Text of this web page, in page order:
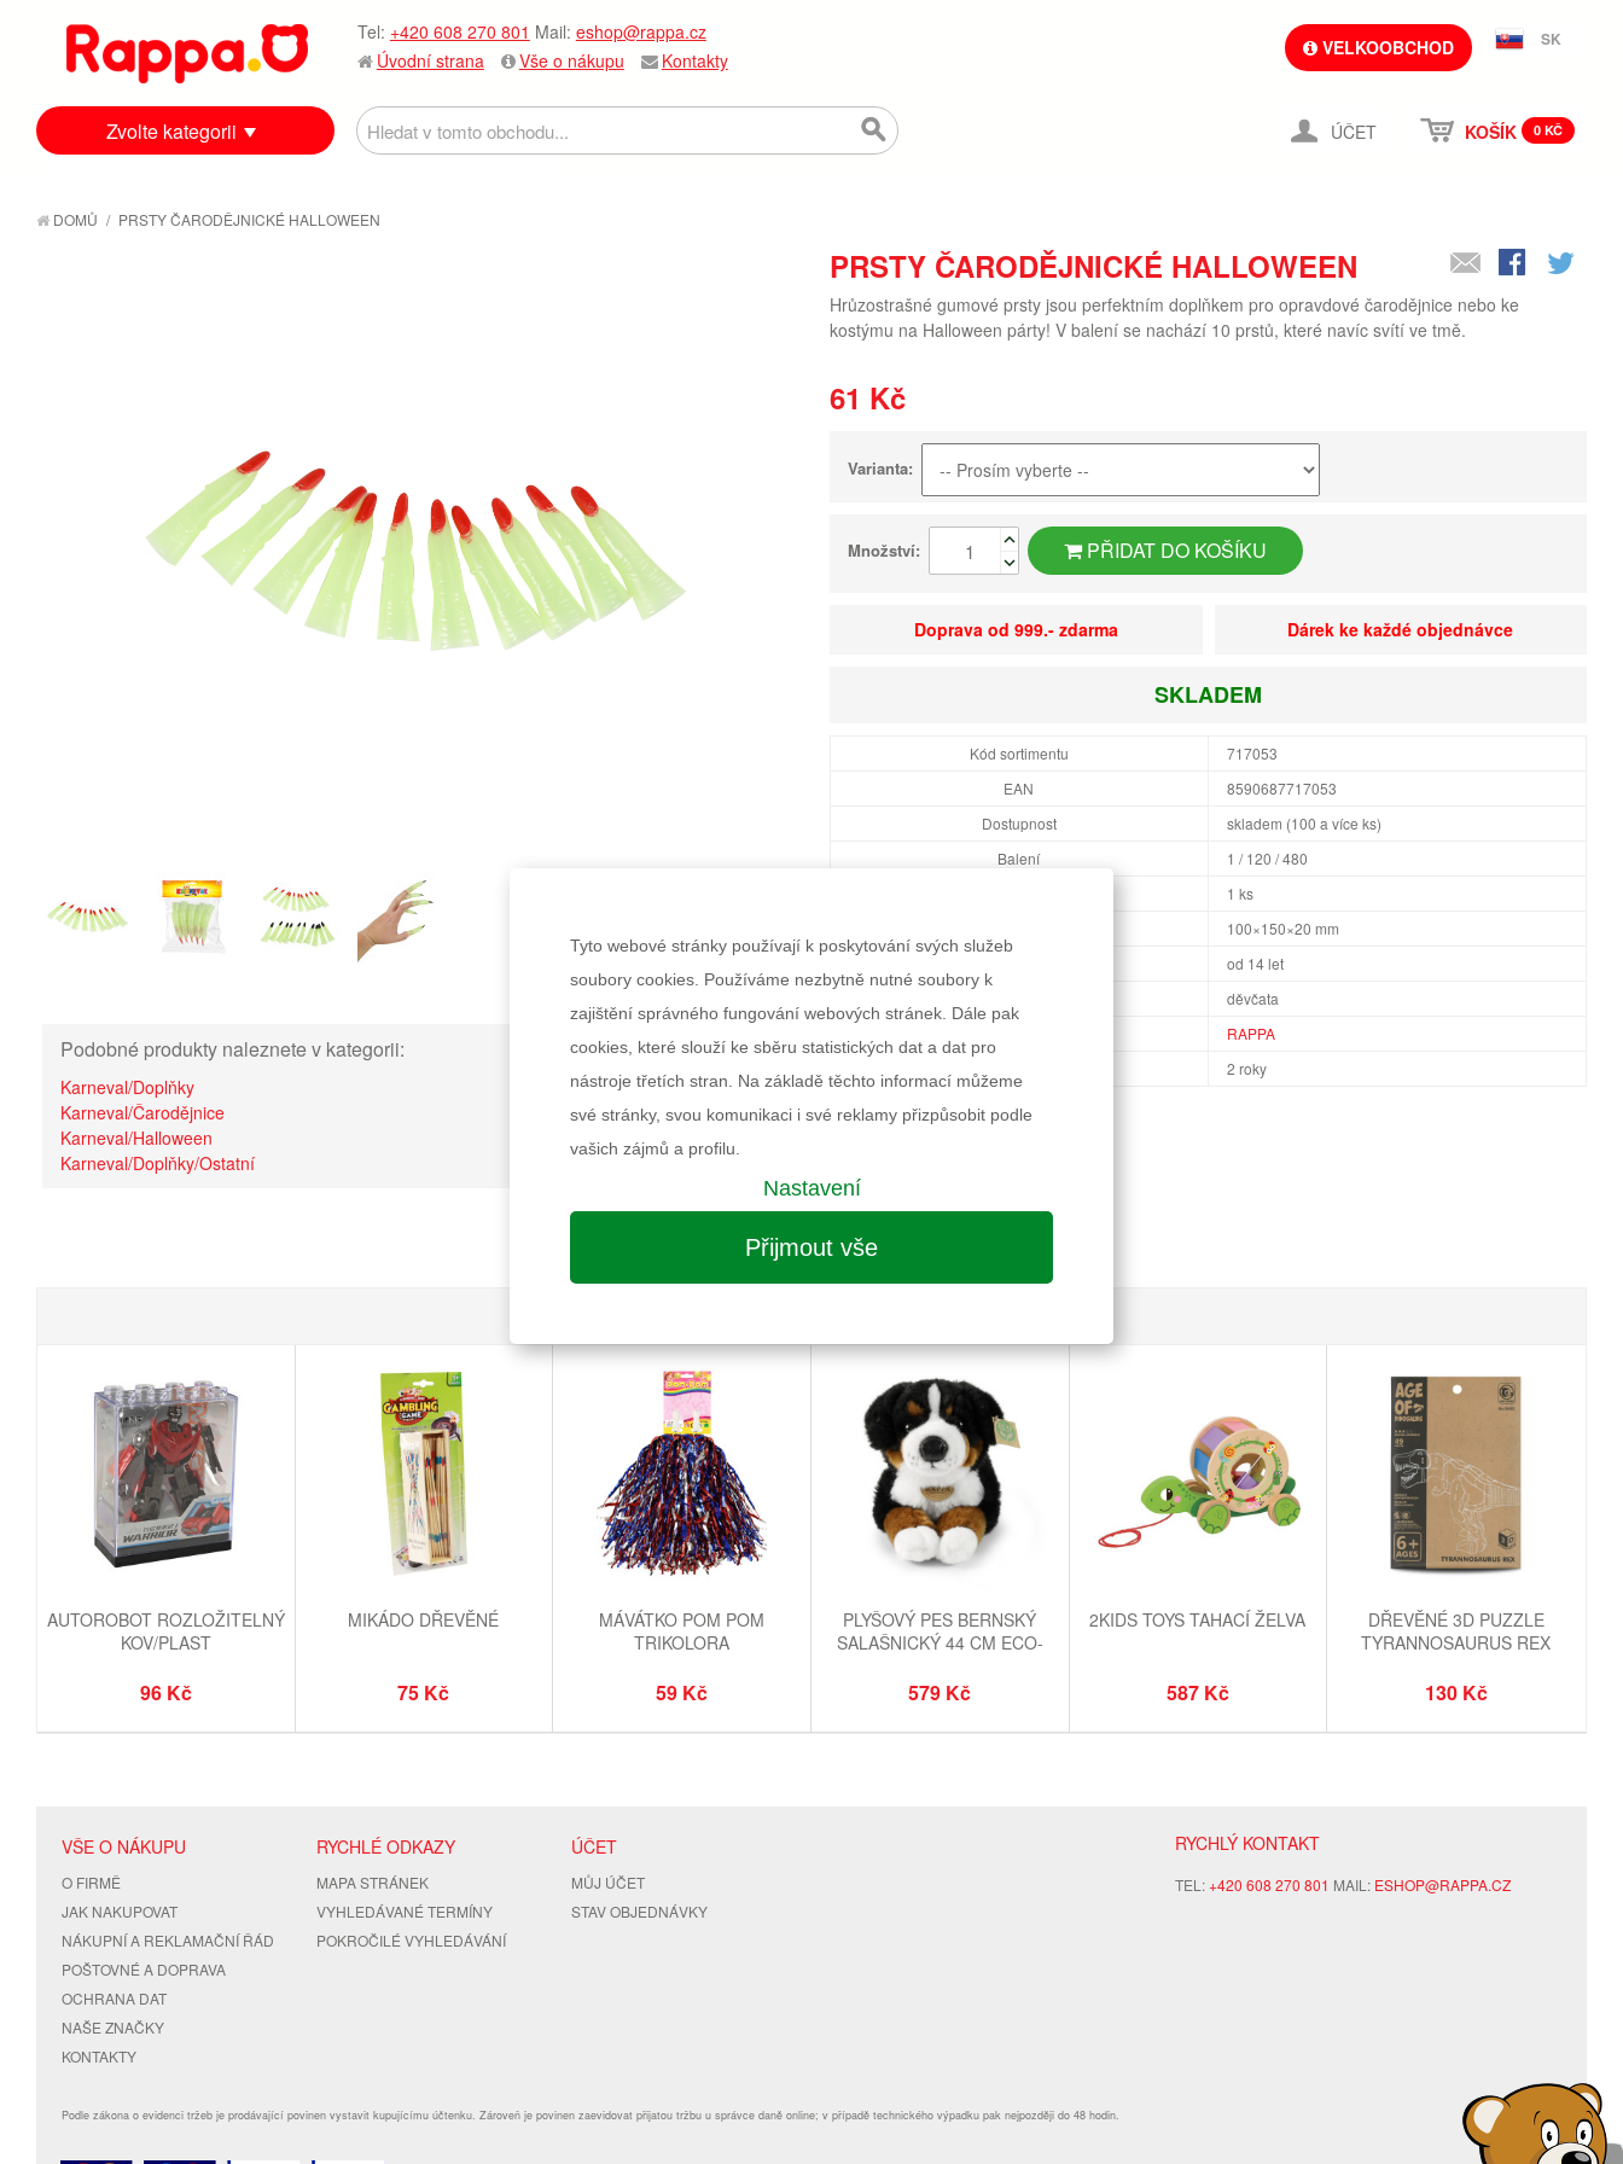
Tel: +420 608 270 801 Mail: eshop@rappa.cz
Úvodní strana
Vše o nákupu Kontakty
VELKOOBCHOD SK
ÚČET KOŠÍK 0 KČ
Zvolte kategorii
DOMŮ / PRSTY ČARODĚJNICKÉ HALLOWEEN
Podobné produkty naleznete v kategorii:
Karneval/Doplňky
Karneval/Čarodějnice
Karneval/Halloween
Karneval/Doplňky/Ostatní
PRSTY ČARODĚJNICKÉ HALLOWEEN
Hrůzostrašné gumové prsty jsou perfektním doplňkem pro opravdové čarodějnice nebo ke
kostýmu na Halloween párty! V balení se nachází 10 prstů, které navíc svítí ve tmě.
61 Kč
Varianta:
Množství: PŘIDAT DO KOŠÍKU
Doprava od 999.- zdarma Dárek ke každé objednávce
SKLADEM
Kód sortimentu
717053
EAN
8590687717053
Dostupnost
skladem (100 a více ks)
Balení
1 / 120 / 480
1 ks
100×150×20 mm
od 14 let
děvčata
RAPPA
2 roky
Informace k výrobku
AUTOROBOT ROZLOŽITELNÝ
KOV/PLAST
96 Kč
MIKÁDO DŘEVĚNÉ
75 Kč
MÁVÁTKO POM POM
TRIKOLORA
59 Kč
PLYŠOVÝ PES BERNSKÝ
SALAŠNICKÝ 44 CM ECO-
579 Kč
2KIDS TOYS TAHACÍ ŽELVA
587 Kč
DŘEVĚNÉ 3D PUZZLE
TYRANNOSAURUS REX
130 Kč
RYCHLÝ KONTAKT
TEL:+420 608 270 801 MAIL: ESHOP@RAPPA.CZ
VŠE O NÁKUPU
O FIRMĚ
JAK NAKUPOVAT
NÁKUPNÍ A REKLAMAČNÍ ŘÁD
POŠTOVNÉ A DOPRAVA
OCHRANA DAT
NAŠE ZNAČKY
KONTAKTY
RYCHLÉ ODKAZY
MAPA STRÁNEK
VYHLEDÁVANÉ TERMÍNY
POKROČILÉ VYHLEDÁVÁNÍ
ÚČET
MŮJ ÚČET
STAV OBJEDNÁVKY
Podle zákona o evidenci tržeb je prodávající povinen vystavit kupujícímu účtenku. Zároveň je povinen zaevidovat přijatou tržbu u správce daně online; v případě technického výpadku pak nejpozději do 48 hodin.
Tyto webové stránky používají k poskytování svých služeb
soubory cookies. Používáme nezbytně nutné soubory k
zajištění správného fungování webových stránek. Dále pak
cookies, které slouží ke sběru statistických dat a dat pro
nástroje třetích stran. Na základě těchto informací můžeme
své stránky, svou komunikaci i své reklamy přizpůsobit podle
vašich zájmů a profilu.
Nastavení
Přijmout vše